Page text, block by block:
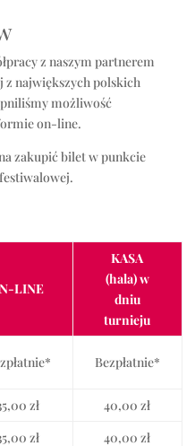
z naszym partnerem
największych polskich
możliwość
on-line.
zakupić bilet w punkcie
LINE
KASA
(hala)w
dniu
turnieju
Bezpłatnie*
zł
40,00 zł
zł
40,00 zł